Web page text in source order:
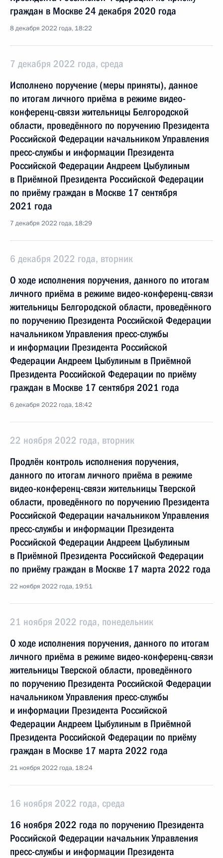
граждан в Москве 24 декабря 2020 года
8 декабря 2022 года, 18:22
7 декабря 2022 года, среда
Исполнено поручение (меры приняты), данное
по итогам личного приёма в режиме видео-
конференц-связи жительницы Белгородской
области, проведённого по поручению Президента
Российской Федерации начальником Управления
пресс-службы и информации Президента
Российской Федерации Андреем Цыбулиным
в Приёмной Президента Российской Федерации
по приёму граждан в Москве 17 сентября
2021 года
7 декабря 2022 года, 18:29
6 декабря 2022 года, вторник
О ходе исполнения поручения, данного по итогам
личного приёма в режиме видео-конференц-связи
жительницы Белгородской области, проведённого
по поручению Президента Российской Федерации
начальником Управления пресс-службы
и информации Президента Российской
Федерации Андреем Цыбулиным в Приёмной
Президента Российской Федерации по приёму
граждан в Москве 17 сентября 2021 года
6 декабря 2022 года, 18:42
22 ноября 2022 года, вторник
Продлён контроль исполнения поручения,
данного по итогам личного приёма в режиме
видео-конференц-связи жительницы Тверской
области, проведённого по поручению Президента
Российской Федерации начальником Управления
пресс-службы и информации Президента
Российской Федерации Андреем Цыбулиным
в Приёмной Президента Российской Федерации
по приёму граждан в Москве 17 марта 2022 года
22 ноября 2022 года, 19:51
21 ноября 2022 года, понедельник
О ходе исполнения поручения, данного по итогам
личного приёма в режиме видео-конференц-связи
жительницы Тверской области, проведённого
по поручению Президента Российской Федерации
начальником Управления пресс-службы
и информации Президента Российской
Федерации Андреем Цыбулиным в Приёмной
Президента Российской Федерации по приёму
граждан в Москве 17 марта 2022 года
21 ноября 2022 года, 18:24
16 ноября 2022 года, среда
16 ноября 2022 года по поручению Президента
Российской Федерации начальник Управления
пресс-службы и информации Президента